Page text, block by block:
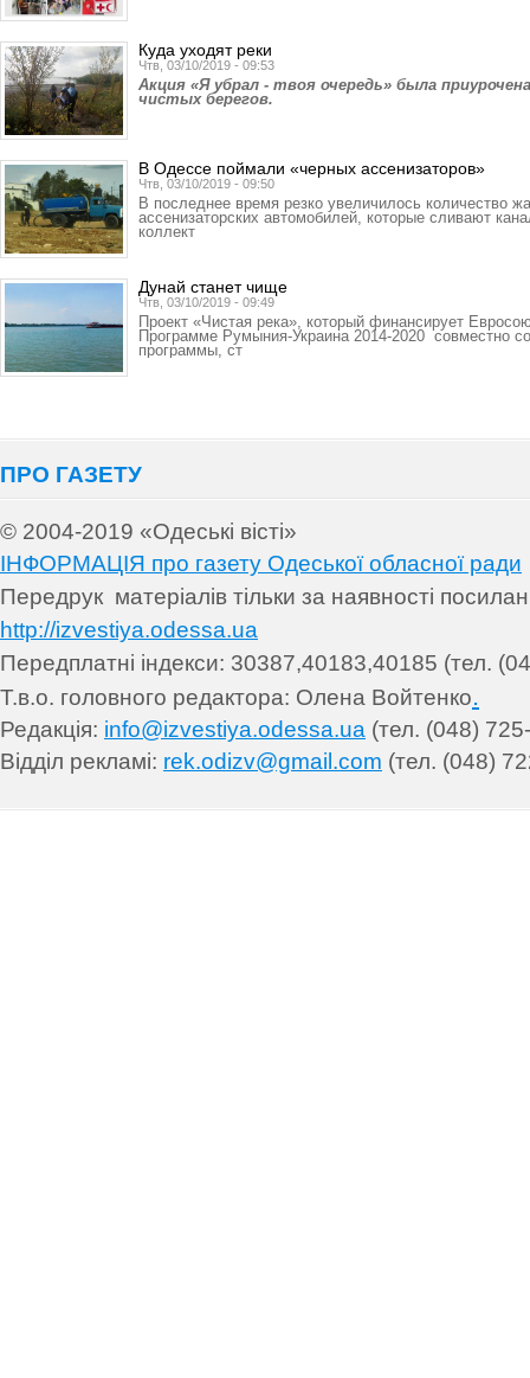
Куда уходят реки
Чтв, 03/10/2019 - 09:53
Акция «Я убрал - твоя очередь» была
чистых берегов.
В Одессе поймали «черных ассенизаторов»
Чтв, 03/10/2019 - 09:50
В последнее время резко увеличилось количество
ассенизаторских автомобилей, которые сливают
коллект
Дунай станет чище
Чтв, 03/10/2019 - 09:49
Проект «Чистая река», который финансирует
Программе Румыния-Украина 2014-2020 совместно
программы, ст
ПРО ГАЗЕТУ
© 2004-2019 «Одеські вісті»
ІНФОРМАЦІЯ про газету Одеської обласної ради
Передрук матеріалів тільки за наявності
http://izvestiya.odessa.ua
Передплатні індекси: 30387,40183,40185 (тел.
Т.в.о. головного редактора: Олена Войтенко.
Редакція: info@izvestiya.odessa.ua (тел. (048)
Відділ рекламі: rek.odizv@gmail.com (тел. (048)